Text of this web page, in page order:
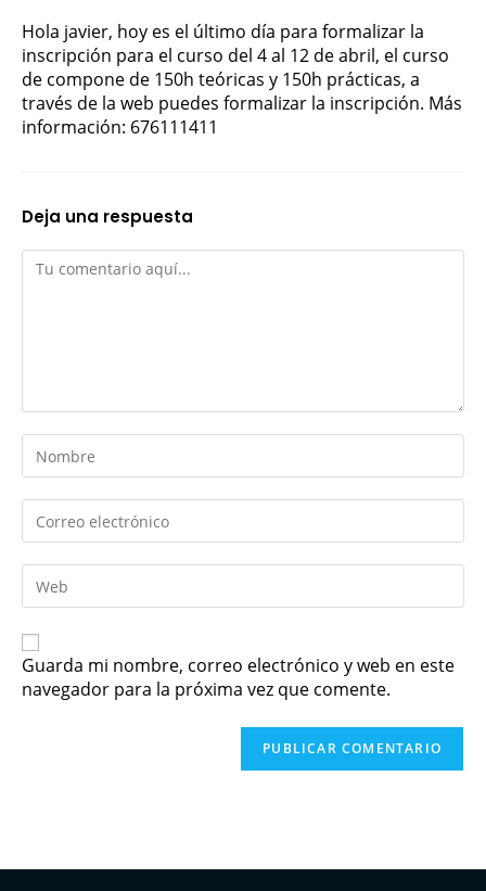
Hola javier, hoy es el último día para formalizar la
inscripción para el curso del 4 al 12 de abril, el curso
de compone de 150h teóricas y 150h prácticas, a
través de la web puedes formalizar la inscripción. Más
información: 676111411
Deja una respuesta
Guarda mi nombre, correo electrónico y web en este
navegador para la próxima vez que comente.